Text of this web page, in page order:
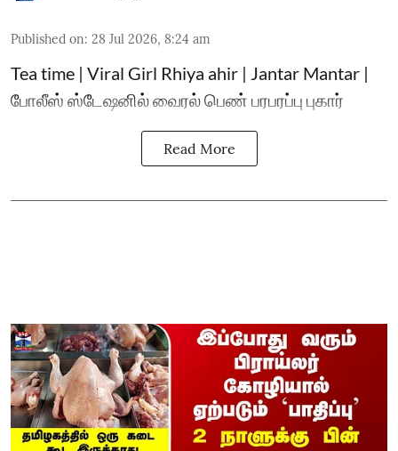
Published on: 28 Jul 2026, 8:24 am
Tea time | Viral Girl Rhiya ahir | Jantar Mantar |
போலீஸ் ஸ்டேஷனில் வைரல் பெண் பரபரப்பு புகார்
Read More